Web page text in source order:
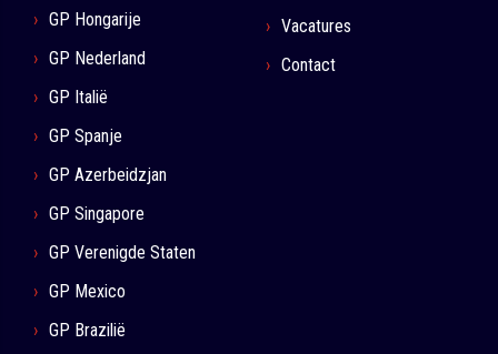
GP Hongarije
GP Nederland
GP Italië
GP Spanje
GP Azerbeidzjan
GP Singapore
GP Verenigde Staten
GP Mexico
GP Brazilië
Vacatures
Contact